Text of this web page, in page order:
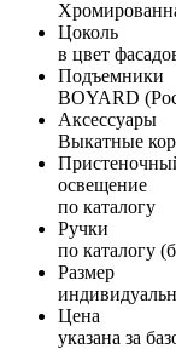
Цоколь
в цвет
Подъемники
BOYARD
Аксессуары
Выкатные
освещение
по каталогу
Ручки
по каталогу
Размер
Цена
указана за